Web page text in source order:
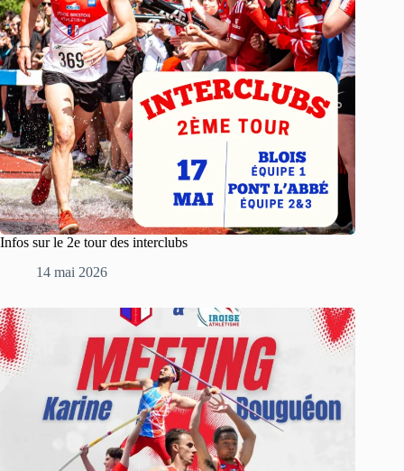
Infos sur le 2e tour des interclubs
14 mai 2026